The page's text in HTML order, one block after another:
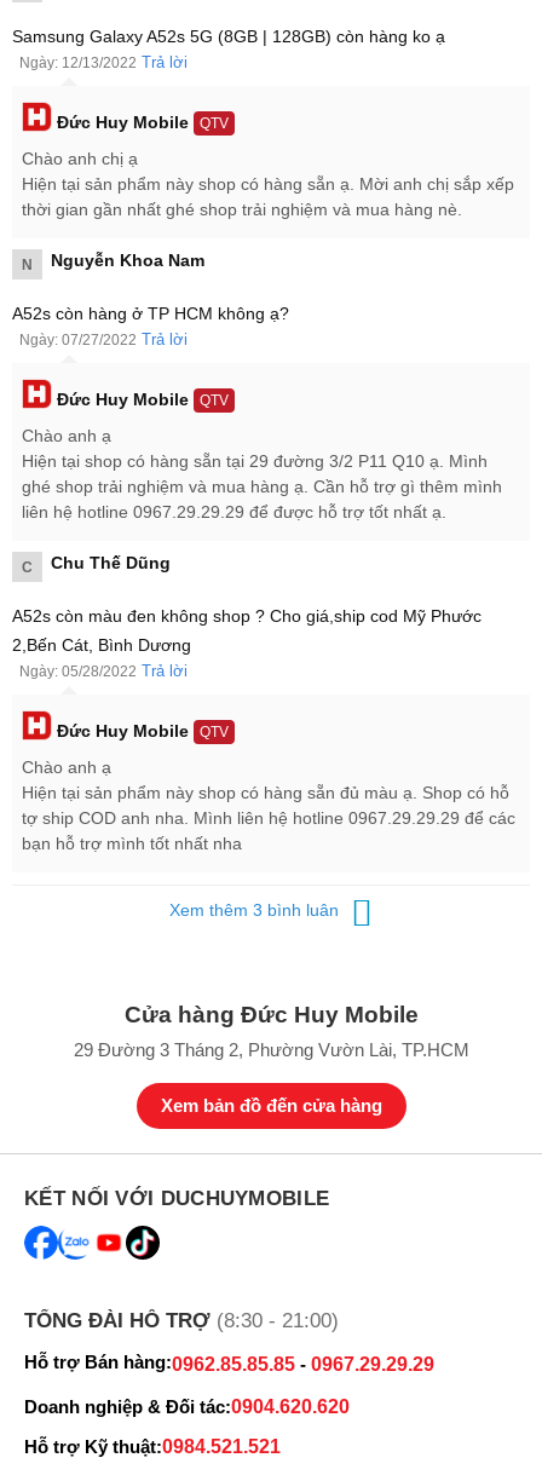
Cấu hình Samsung Galaxy A52s 5G bức phá
Smartphone Samsung Galaxy A52s 5Gđược trang bị
chip Snapdragon 778G, xây dựng trên tiến trình 6nm. Kết hợp cùng
nhiệm mượt mà hơn và có thẻ nhớ MicroSD hỗ trợ tối đa 1 TB
Samsung Galaxy A52s 5G còn hỗ trợ kết nối 5G giúp người dùng
có thể truy cập internet với tốc độ vượt trội.
Camera Samsung Galaxy A52s 5G chất lượng
Về khả năng chụp ảnh, Samsung Galaxy A52s 5G
các tính năng chụp ảnh như: ỗ trợ chống rung quang học OIS cao
phân giải 32MP với khả năng động lấy nét, chế độ HDR, khả năng
Samsung Galaxy A52s 5G (8GB | 128GB) còn hàng ko ạ
Ngày: 12/13/2022 Trả lời
Đức Huy Mobile QTV
Chào anh chị ạ
Hiện tại sản phẩm này shop có hàng sẵn ạ. Mời anh chị sắp xếp
thời gian gần nhất ghé shop trải nghiệm và mua hàng nè.
N Nguyễn Khoa Nam
A52s còn hàng ở TP HCM không ạ?
Ngày: 07/27/2022 Trả lời
Đức Huy Mobile QTV
Chào anh ạ
Hiện tại shop có hàng sẵn tại 29 đường 3/2 P11 Q10 ạ. Mình
ghé shop trải nghiệm và mua hàng ạ. Cần hỗ trợ gì thêm mình
liên hệ hotline 0967.29.29.29 để được hỗ trợ tốt nhất ạ.
C Chu Thế Dũng
A52s còn màu đen không shop ? Cho giá,ship cod Mỹ Phước
2,Bến Cát, Bình Dương
Ngày: 05/28/2022 Trả lời
Đức Huy Mobile QTV
Chào anh ạ
Hiện tại sản phẩm này shop có hàng sẵn đủ màu ạ. Shop có hỗ
tợ ship COD anh nha. Mình liên hệ hotline 0967.29.29.29 để các
bạn hỗ trợ mình tốt nhất nha
Xem thêm 3 bình luân
Cửa hàng Đức Huy Mobile
29 Đường 3 Tháng 2, Phường Vườn Lài, TP.HCM
Xem bản đồ đến cửa hàng
KẾT NỐI VỚI DUCHUYMOBILE
TỔNG ĐÀI HỖ TRỢ (8:30 - 21:00)
Hỗ trợ Bán hàng:0962.85.85.85 - 0967.29.29.29
Doanh nghiệp & Đối tác:0904.620.620
Hỗ trợ Kỹ thuật:0984.521.521